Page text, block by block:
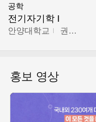
공학
전기자기학 I
안양대학교 권원현
홍보 영상